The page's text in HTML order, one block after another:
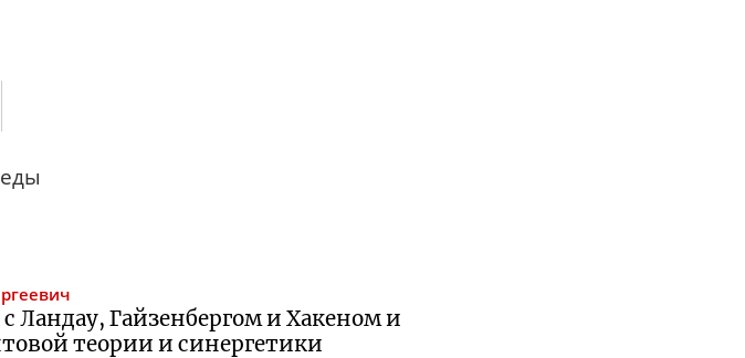
Ландау, Гайзенбергом и Хакеном и
теории и синергетики